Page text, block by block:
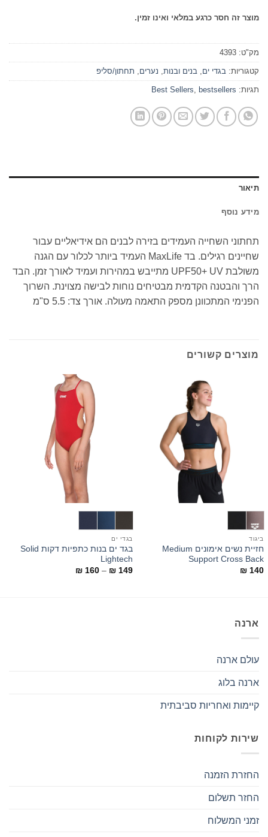
מוצר זה חסר כרגע במלאי ואינו זמין.
מק"ט: 4393
קטגוריות: בגדי ים בנים ובנות נערים תחתון/סליפ
תגיות: Best Sellers bestsellers
תיאור
מידע נוסף
תחתוני השחייה העמידים בזירה לבנים הם אידיאליים עבור
שחיינים רגילים. בד MaxLife העמיד ביותר לכלור עם הגנה
משולבת UPF50+ UV מתייבש במהירות ועמיד לאורך זמן. הבד
הרך והבטנה הקדמית מבטיחים נוחות לבישה מצוינת. השרוך
הפנימי המתכוונן מספק התאמה מעולה. אורך צד: 5.5 ס"מ
מוצרים קשורים
ביגוד
חזיית נשים אימונים Medium
Support Cross Back
₪ 140
בגדי ים
בגד ים בנות כתפיות דקות Solid
Lightech
₪ 149
–
₪ 160
ארנה
עולם ארנה
ארנה בלוג
קיימות ואחריות סביבתית
שירות לקוחות
החזרת הזמנה
החזר תשלום
זמני המשלוח